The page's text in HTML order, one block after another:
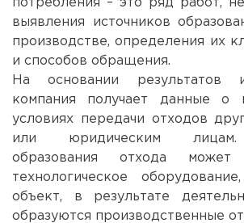
потребления – это ряд работ,
выявления источников
производстве, определения их
и способов обращения.
На основании результатов
компания получает данные о
условиях передачи отходов
или юридическим лицам.
образования отхода
технологическое
объект, в результате
образуются производственные